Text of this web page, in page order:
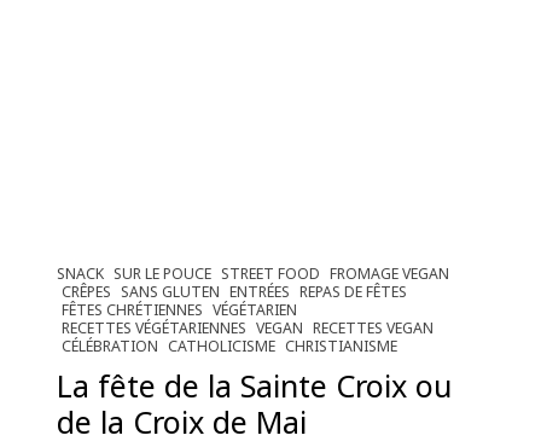
SNACK SUR LE POUCE STREET FOOD FROMAGE VEGAN
CRÊPES SANS GLUTEN ENTRÉES REPAS DE FÊTES
FÊTES CHRÉTIENNES VÉGÉTARIEN
RECETTES VÉGÉTARIENNES VEGAN RECETTES VEGAN
CÉLÉBRATION CATHOLICISME CHRISTIANISME
La fête de la Sainte Croix ou
de la Croix de Mai